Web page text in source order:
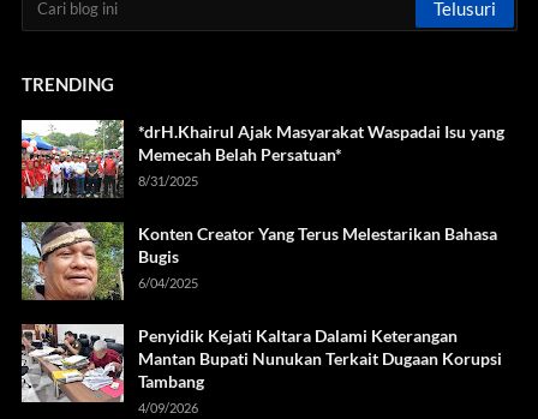
TRENDING
*drH.Khairul Ajak Masyarakat Waspadai Isu yang
Memecah Belah Persatuan*
8/31/2025
Konten Creator Yang Terus Melestarikan Bahasa
Bugis
6/04/2025
Penyidik Kejati Kaltara Dalami Keterangan
Mantan Bupati Nunukan Terkait Dugaan Korupsi
Tambang
4/09/2026